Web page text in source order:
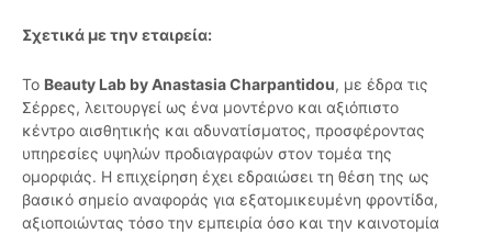
Σχετικά με την εταιρεία:
Το Beauty Lab by Anastasia Charpantidou, με έδρα τις
Σέρρες, λειτουργεί ως ένα μοντέρνο και αξιόπιστο
κέντρο αισθητικής και αδυνατίσματος, προσφέροντας
υπηρεσίες υψηλών προδιαγραφών στον τομέα της
ομορφιάς. Η επιχείρηση έχει εδραιώσει τη θέση της ως
βασικό σημείο αναφοράς για εξατομικευμένη φροντίδα,
αξιοποιώντας τόσο την εμπειρία όσο και την καινοτομία